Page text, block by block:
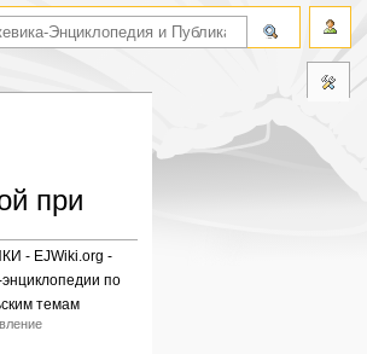
при
- EJWiki.org -
по
темам